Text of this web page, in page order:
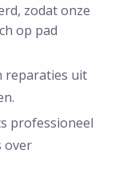
zodat onze
op pad
reparaties uit
professioneel
over